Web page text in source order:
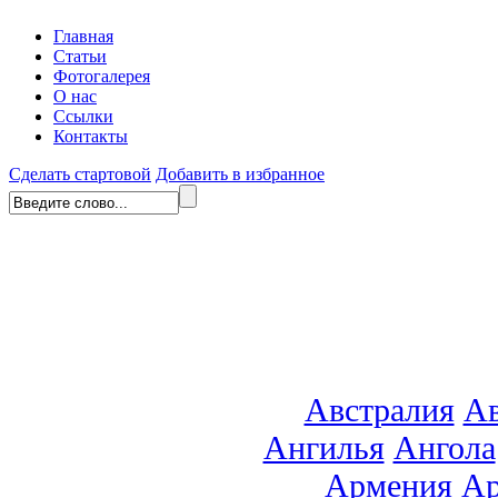
Главная
Статьи
Фотогалерея
О нас
Ссылки
Контакты
Сделать стартовой Добавить в избранное
Австралия
Ангилья Ангола
Армения